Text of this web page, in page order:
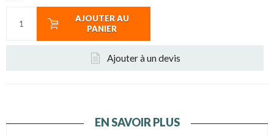
AJOUTER AU
PANIER
Ajouter à un devis
EN SAVOIR PLUS